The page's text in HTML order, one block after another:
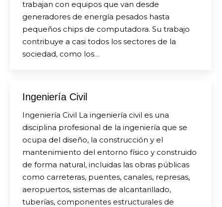
trabajan con equipos que van desde
generadores de energía pesados hasta
pequeños chips de computadora. Su trabajo
contribuye a casi todos los sectores de la
sociedad, como los…
Ingeniería Civil
Ingeniería Civil La ingeniería civil es una
disciplina profesional de la ingeniería que se
ocupa del diseño, la construcción y el
mantenimiento del entorno físico y construido
de forma natural, incluidas las obras públicas
como carreteras, puentes, canales, represas,
aeropuertos, sistemas de alcantarillado,
tuberías, componentes estructurales de